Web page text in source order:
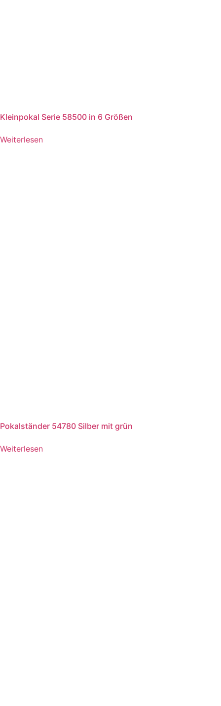
Kleinpokal Serie 58500 in 6 Größen
Weiterlesen
Pokalständer 54780 Silber mit grün
Weiterlesen